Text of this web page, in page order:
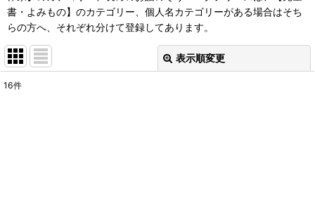
書・よみもの】のカテゴリー、個人名カテゴリーがある場合はそち
らの方へ、それぞれ分けて登録してあります。
表示順変更
16件